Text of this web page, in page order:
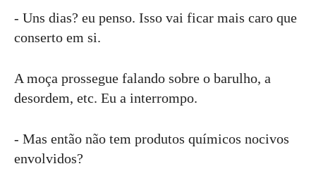
- Uns dias? eu penso. Isso vai ficar mais caro que
conserto em si.
A moça prossegue falando sobre o barulho, a
desordem, etc. Eu a interrompo.
- Mas então não tem produtos químicos nocivos
envolvidos?